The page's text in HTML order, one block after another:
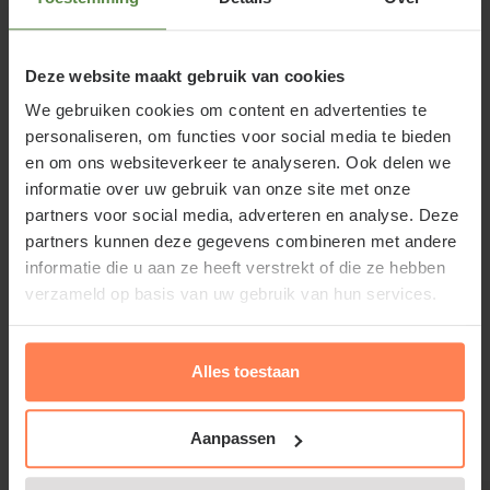
Deze website maakt gebruik van cookies
We gebruiken cookies om content en advertenties te
personaliseren, om functies voor social media te bieden
en om ons websiteverkeer te analyseren. Ook delen we
informatie over uw gebruik van onze site met onze
partners voor social media, adverteren en analyse. Deze
partners kunnen deze gegevens combineren met andere
informatie die u aan ze heeft verstrekt of die ze hebben
verzameld op basis van uw gebruik van hun services.
Alles toestaan
Aanpassen
Standplaats Ligustrum japonicum
'Rotundifolium'
Ligustrum japonicum 'Rotundifolium' voelt zich
goed thuis in de zon en in de schaduw. De
toepassingsmogelijkheden zijn dus eindeloos. De
tuinplant is licht gevoelig voor zeer strenge vorst,
dus geef hem wel een beschutte standplaats.
Ligustrum japonicum 'Rotundifolium'
Lees meer
Gerelateerde producten